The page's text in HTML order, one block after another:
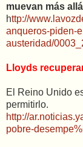
muevan más
http://
anqueros-piden-
austeridad/
Lloyds
El Reino Unido
permitirlo.
http://
pobre-